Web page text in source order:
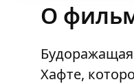
О
Хафте,